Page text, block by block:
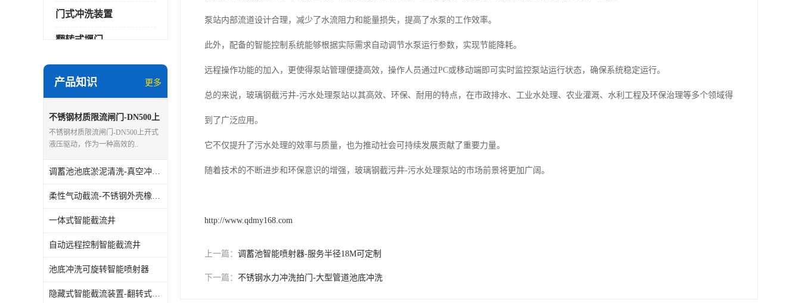
门式冲洗装置
翻转式堰门
智能一体化雨水泵站
智能一体化供水泵房
智能一体化净水设备
不锈钢浮筒阀
一体化泵闸
浅层砂过滤系统
立交排水泵站
真空冲洗装置
综合预制提升泵站
产品知识 更多
不锈钢材质限流闸门-DN500上
开式液压驱动
不锈钢材质限流闸门-DN500上开式
液压驱动，作为一种高效的..
调蓄池池底淤泥清洗-真空冲洗设备
柔性气动截流-不锈钢外壳橡胶胆囊
一体式智能截流井
自动远程控制智能截流井
池底冲洗可旋转智能喷射器
隐藏式智能截流装置-翻转式不锈钢堰门
泵站内部流道设计合理，减少了水流阻力和能量损失，提高了水泵的工作效率。
此外，配备的智能控制系统能够根据实际需求自动调节水泵运行参数，实现节能降耗。
远程操作功能的加入，更使得泵站管理便捷高效，操作人员通过PC或移动端即可实时监控泵站运行状态，确保系统稳定运行。
总的来说，玻璃钢截污井-污水处理泵站以其高效、环保、耐用的特点，在市政排水、工业水处理、农业灌溉、水利工程及环保治理等多个领域得
到了广泛应用。
它不仅提升了污水处理的效率与质量，也为推动社会可持续发展贡献了重要力量。
随着技术的不断进步和环保意识的增强，玻璃钢截污井-污水处理泵站的市场前景将更加广阔。
http://www.qdmy168.com
上一篇： 调蓄池智能喷射器-服务半径18M可定制
下一篇： 不锈钢水力冲洗拍门-大型管道池底冲洗